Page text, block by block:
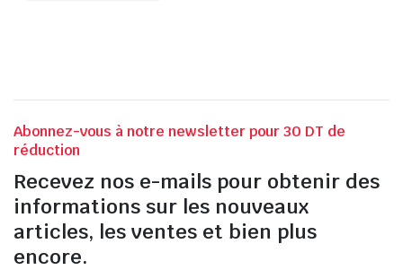
Abonnez-vous à notre newsletter pour 30 DT de
réduction
Recevez nos e-mails pour obtenir des
informations sur les nouveaux
articles, les ventes et bien plus
encore.